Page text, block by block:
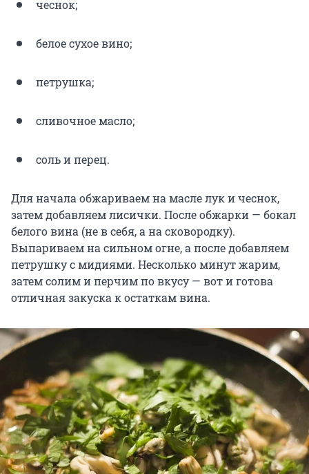
чеснок;
белое сухое вино;
петрушка;
сливочное масло;
соль и перец.
Для начала обжариваем на масле лук и чеснок,
затем добавляем лисички. После обжарки — бокал
белого вина (не в себя, а на сковородку).
Выпариваем на сильном огне, а после добавляем
петрушку с мидиями. Несколько минут жарим,
затем солим и перчим по вкусу — вот и готова
отличная закуска к остаткам вина.